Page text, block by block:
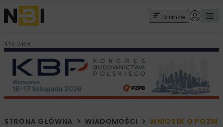
Branże
REKLAMA
STRONA GŁÓWNA WIADOMOŚCI WNIOSEK O